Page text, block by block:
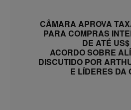
CÂMARA APROVA
PARA COMPRAS
DE ATÉ
ACORDO SOBRE
DISCUTIDO POR
E LÍDERES DA